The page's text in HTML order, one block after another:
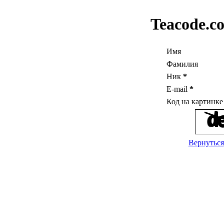
Имя
Фамилия
Ник *
E-mail *
Код на
Вернуться